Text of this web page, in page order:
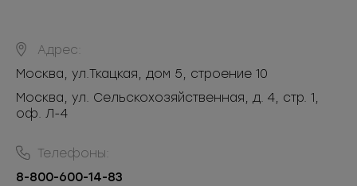
Адрес:
Москва, ул.Ткацкая, дом 5, строение 10
Москва, ул. Сельскохозяйственная, д. 4, стр. 1,
оф. Л-4
Телефоны:
8-800-600-14-83